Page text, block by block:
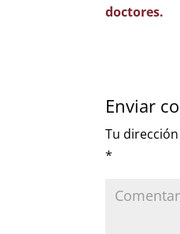
doctores.
Enviar
Tu
*